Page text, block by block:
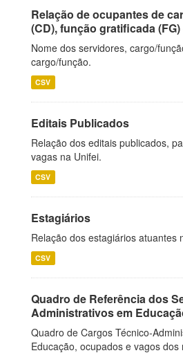
Relação de ocupantes de
(CD), função gratificada
Nome dos servidores, cargo/
cargo/função.
CSV
Editais Publicados
Relação dos editais publicados,
vagas na Unifei.
CSV
Estagiários
Relação dos estagiários atuantes
CSV
Quadro de Referência dos
Administrativos em
Quadro de Cargos Técnico-
Educação, ocupados e vagos dos